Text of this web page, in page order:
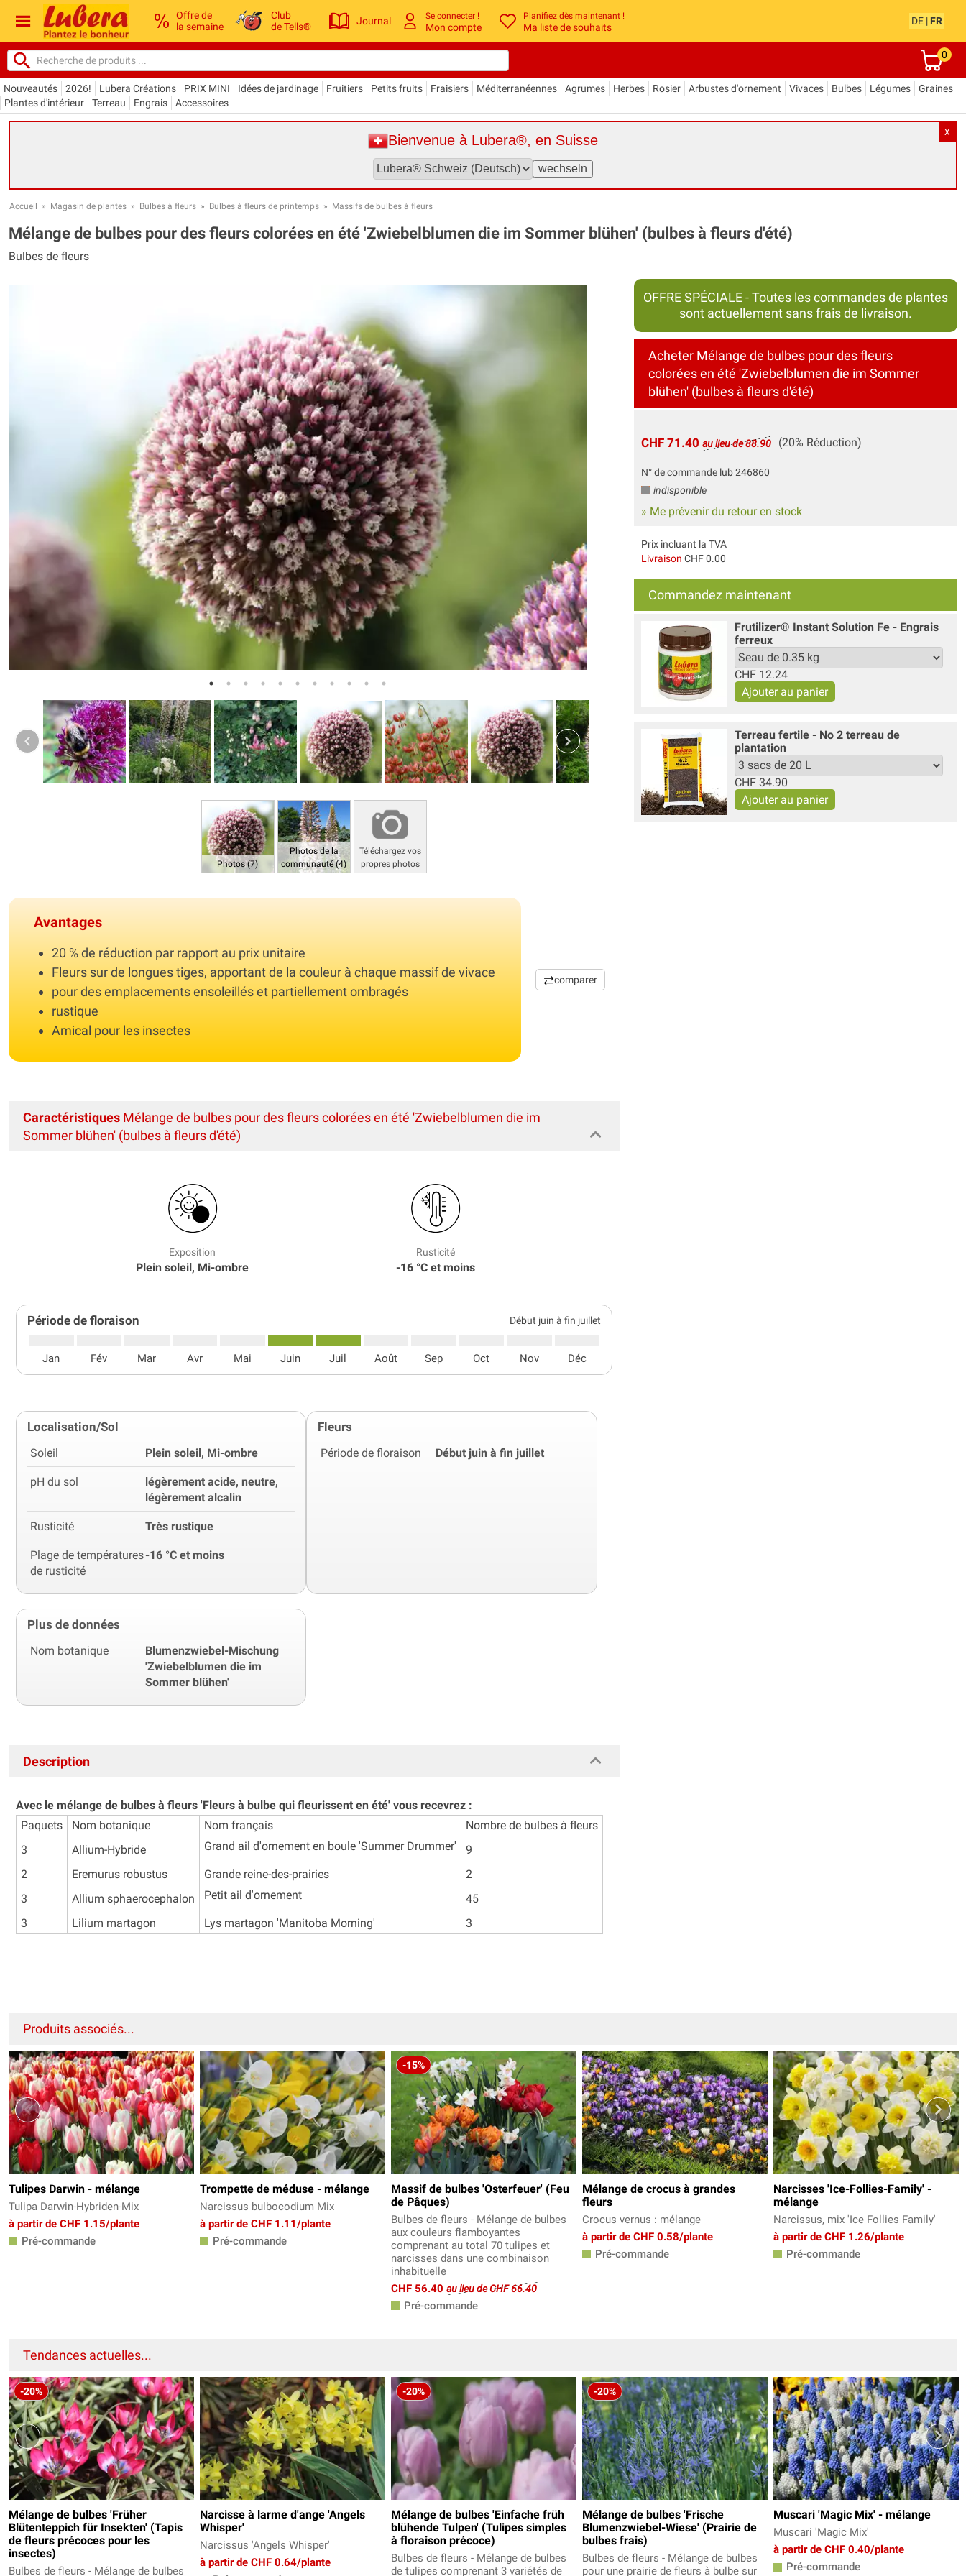
Offre de
la semaine
Club
de Tells®
Journal Se connecter !
Mon compte
Planifiez dès maintenant !
Ma liste de souhaits
DE | FR
0
Nouveautés 2026! Lubera Créations PRIX MINI Idées de jardinage Fruitiers Petits fruits Fraisiers Méditerranéennes Agrumes Herbes Rosier Arbustes d'ornement Vivaces Bulbes Légumes
Graines
Plantes d'intérieur
Terreau Engrais Accessoires
X
Bienvenue à Lubera®, en Suisse
Accueil » Magasin de plantes » Bulbes à fleurs » Bulbes à fleurs de printemps » Massifs de bulbes à fleurs
Mélange de bulbes pour des fleurs colorées en été 'Zwiebelblumen die im Sommer blühen' (bulbes à fleurs d'été)
Bulbes de fleurs
Photos (7)
Photos de la
communauté (4)
Téléchargez vos
propres photos
Avantages
20 % de réduction par rapport au prix unitaire
Fleurs sur de longues tiges, apportant de la couleur à chaque massif de vivace
pour des emplacements ensoleillés et partiellement ombragés
rustique
Amical pour les insectes
comparer
OFFRE SPÉCIALE - Toutes les commandes de plantes
sont actuellement sans frais de livraison.
Acheter Mélange de bulbes pour des fleurs
colorées en été 'Zwiebelblumen die im Sommer
blühen' (bulbes à fleurs d'été)
CHF 71.40 au lieu de 88.90 (20% Réduction)
N° de commande lub 246860
indisponible
» Me prévenir du retour en stock
Prix incluant la TVA
Livraison CHF 0.00
Commandez maintenant
Frutilizer® Instant Solution Fe - Engrais
ferreux
CHF 12.24
Terreau fertile - No 2 terreau de
plantation
CHF 34.90
Caractéristiques Mélange de bulbes pour des fleurs colorées en été 'Zwiebelblumen die im
Sommer blühen' (bulbes à fleurs d'été)
Exposition
Plein soleil, Mi-ombre
Rusticité
-16 °C et moins
Période de floraison Début juin à fin juillet
Jan Fév Mar Avr Mai Juin Juil Août Sep Oct Nov Déc
Localisation/Sol
Soleil Plein soleil, Mi-ombre
pH du sol
légèrement acide, neutre,
légèrement alcalin
Rusticité Très rustique
Plage de températures
de rusticité
-16 °C et moins
Fleurs
Période de floraison Début juin à fin juillet
Plus de données
Nom botanique
Blumenzwiebel-Mischung
'Zwiebelblumen die im
Sommer blühen'
Description
Avec le mélange de bulbes à fleurs 'Fleurs à bulbe qui fleurissent en été' vous recevrez :
Paquets
Nom botanique Nom français
Nombre de bulbes à fleurs
3
Allium-Hybride Grand ail d'ornement en boule 'Summer Drummer'
9
2
Eremurus robustus Grande reine-des-prairies
2
3
Allium sphaerocephalon Petit ail d'ornement
45
3
Lilium martagon Lys martagon 'Manitoba Morning' 3
Produits associés...
Tulipes Darwin - mélange
Tulipa Darwin-Hybriden-Mix
à partir de CHF 1.15/plante
Pré-commande
Trompette de méduse - mélange
Narcissus bulbocodium Mix
à partir de CHF 1.11/plante
Pré-commande
-15%
Massif de bulbes 'Osterfeuer' (Feu
de Pâques)
Bulbes de fleurs - Mélange de bulbes
aux couleurs flamboyantes
comprenant au total 70 tulipes et
narcisses dans une combinaison
inhabituelle
CHF 56.40 au lieu de CHF 66.40
Pré-commande
Mélange de crocus à grandes
fleurs
Crocus vernus : mélange
à partir de CHF 0.58/plante
Pré-commande
Narcisses 'Ice-Follies-Family' -
mélange
Narcissus, mix 'Ice Follies Family'
à partir de CHF 1.26/plante
Pré-commande
Tendances actuelles...
-20%
Mélange de bulbes 'Früher
Blütenteppich für Insekten' (Tapis
de fleurs précoces pour les
insectes)
Bulbes de fleurs - Mélange de bulbes
Narcisse à larme d'ange 'Angels
Whisper'
Narcissus 'Angels Whisper'
à partir de CHF 0.64/plante
-20%
Mélange de bulbes 'Einfache früh
blühende Tulpen' (Tulipes simples
à floraison précoce)
Bulbes de fleurs - Mélange de bulbes
de tulipes comprenant 3 variétés de
-20%
Mélange de bulbes 'Frische
Blumenzwiebel-Wiese' (Prairie de
bulbes frais)
Bulbes de fleurs - Mélange de bulbes
pour une prairie de fleurs à bulbe sur
Muscari 'Magic Mix' - mélange
Muscari 'Magic Mix'
à partir de CHF 0.40/plante
Pré-commande